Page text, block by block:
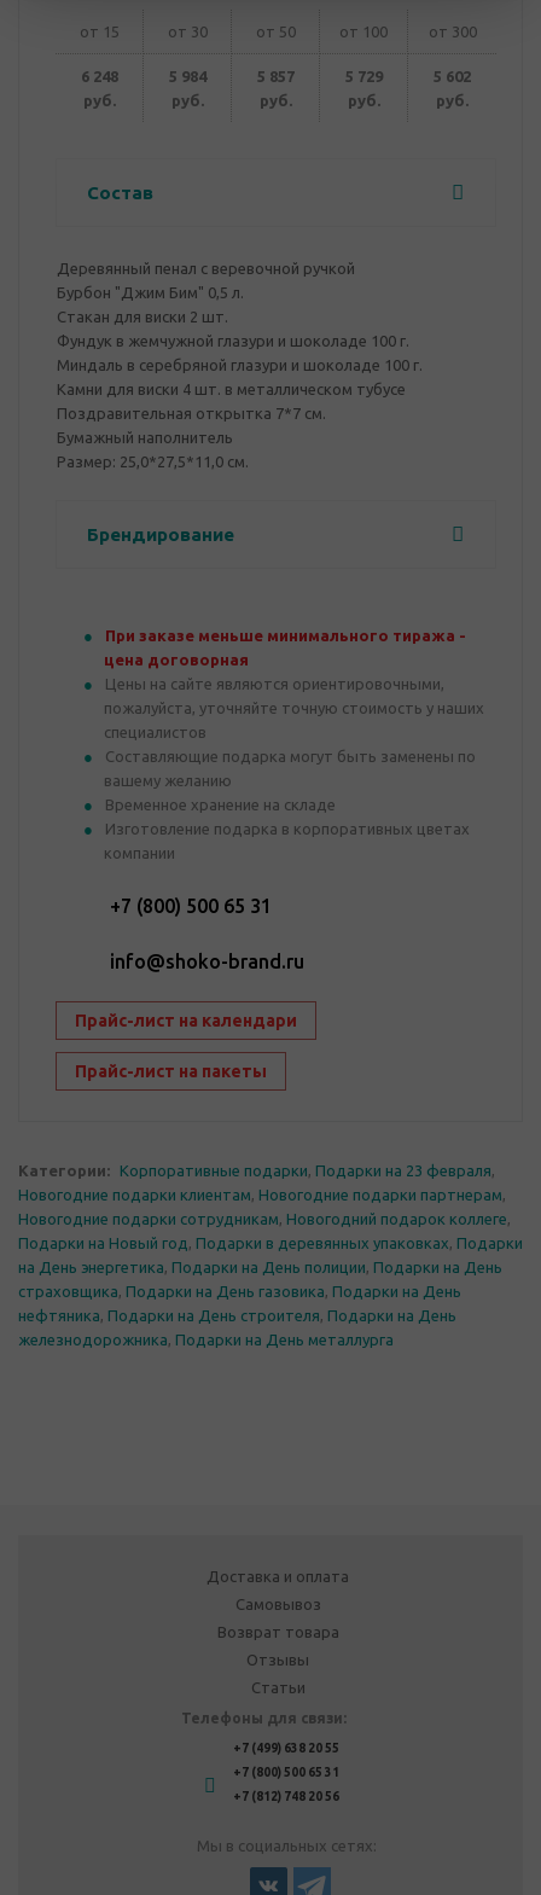
от 15 от 30 от 50 от 100 от 300
6 248
руб.
5 984
руб.
5 857
руб.
5 729
руб.
5 602
руб.
Состав
Деревянный пенал с веревочной ручкой
Бурбон "Джим Бим" 0,5 л.
Стакан для виски 2 шт.
Фундук в жемчужной глазури и шоколаде 100 г.
Миндаль в серебряной глазури и шоколаде 100 г.
Камни для виски 4 шт. в металлическом тубусе
Поздравительная открытка 7*7 см.
Бумажный наполнитель
Размер: 25,0*27,5*11,0 см.
Брендирование
При заказе меньше минимального тиража -
цена договорная
Цены на сайте являются ориентировочными,
пожалуйста, уточняйте точную стоимость у наших
специалистов
Составляющие подарка могут быть заменены по
вашему желанию
Временное хранение на складе
Изготовление подарка в корпоративных цветах
компании
+7 (800) 500 65 31
info@shoko-brand.ru
Прайс-лист на календари
Прайс-лист на пакеты
Категории: Корпоративные подарки, Подарки на 23 февраля,
Новогодние подарки клиентам, Новогодние подарки партнерам,
Новогодние подарки сотрудникам, Новогодний подарок коллеге,
Подарки на Новый год , Подарки в деревянных упаковках, Подарки
на День энергетика, Подарки на День полиции, Подарки на День
страховщика, Подарки на День газовика, Подарки на День
нефтяника, Подарки на День строителя, Подарки на День
железнодорожника, Подарки на День металлурга
Доставка и оплата
Самовывоз
Возврат товара
Отзывы
Статьи
Телефоны для связи:
+7 (499) 638 20 55
+7 (800) 500 65 31
+7 (812) 748 20 56
Мы в социальных сетях: